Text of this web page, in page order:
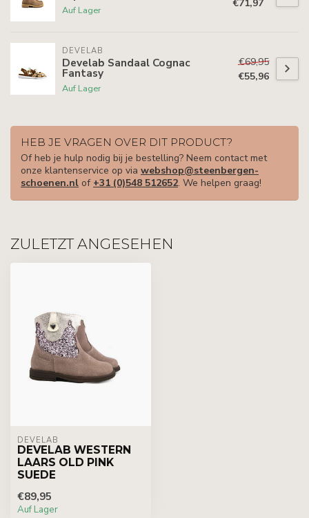
Auf Lager
€71,97
DEVELAB
Develab Sandaal Cognac
Fantasy
Auf Lager
€69,95
€55,96
HEB JE VRAGEN OVER DIT PRODUCT?
Of heb je hulp nodig bij je bestelling? Neem contact met
onze klantenservice op via webshop@steenbergen-
schoenen.nl of +31 (0)548 512652. We helpen graag!
ZULETZT ANGESEHEN
DEVELAB
DEVELAB WESTERN
LAARS OLD PINK
SUEDE
€89,95
Auf Lager